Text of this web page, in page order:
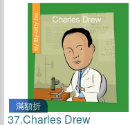
滿額折
37.Charles Drew